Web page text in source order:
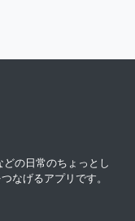
の日常のちょっとし
なげるアプリです。